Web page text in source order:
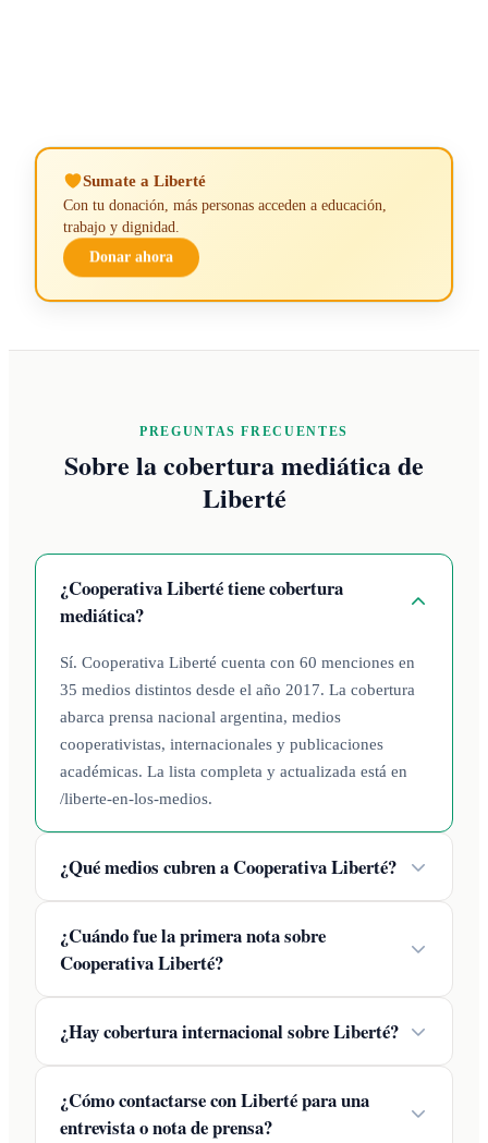
Sumate a Liberté
Con tu donación, más personas acceden a educación,
trabajo y dignidad.
Donar ahora
PREGUNTAS FRECUENTES
Sobre la cobertura mediática de
Liberté
¿Cooperativa Liberté tiene cobertura
mediática?
Sí. Cooperativa Liberté cuenta con 60 menciones en
35 medios distintos desde el año 2017. La cobertura
abarca prensa nacional argentina, medios
cooperativistas, internacionales y publicaciones
académicas. La lista completa y actualizada está en
/liberte-en-los-medios.
¿Qué medios cubren a Cooperativa Liberté?
¿Cuándo fue la primera nota sobre
Cooperativa Liberté?
¿Hay cobertura internacional sobre Liberté?
¿Cómo contactarse con Liberté para una
entrevista o nota de prensa?